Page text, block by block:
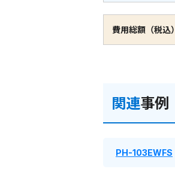
費用総額（税込）
関連事例
PH-103EWFS